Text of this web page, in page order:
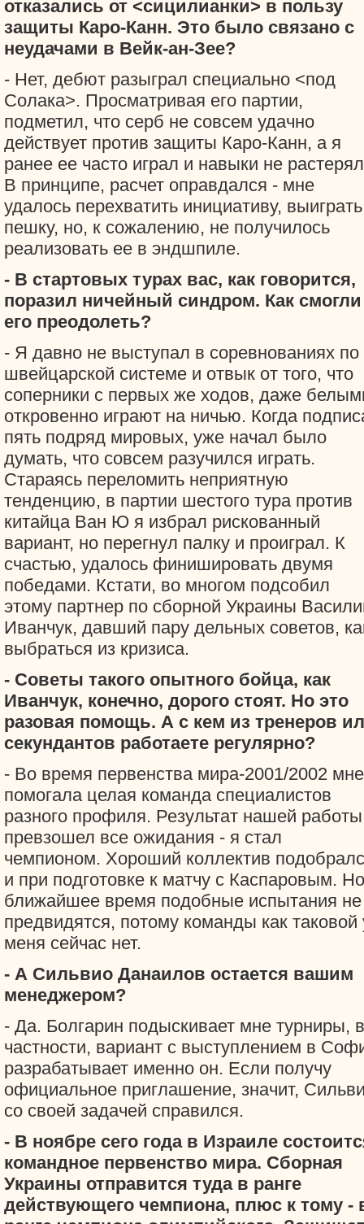
отказались от <сицилианки> в пользу
защиты Каро-Канн. Это было связано с
неудачами в Вейк-ан-Зее?
- Нет, дебют разыграл специально <под
Солака>. Просматривая его партии,
подметил, что серб не совсем удачно
действует против защиты Каро-Канн, а я
ранее ее часто играл и навыки не
В принципе, расчет оправдался - мне
удалось перехватить инициативу, выиграть
пешку, но, к сожалению, не получилось
реализовать ее в эндшпиле.
- В стартовых турах вас, как говорится,
поразил ничейный синдром. Как смогли
его преодолеть?
- Я давно не выступал в соревнованиях по
швейцарской системе и отвык от того, что
соперники с первых же ходов, даже
откровенно играют на ничью. Когда
пять подряд мировых, уже начал было
думать, что совсем разучился играть.
Стараясь переломить неприятную
тенденцию, в партии шестого тура против
китайца Ван Ю я избрал рискованный
вариант, но перегнул палку и проиграл. К
счастью, удалось финишировать двумя
победами. Кстати, во многом подсобил
этому партнер по сборной Украины
Иванчук, давший пару дельных советов,
выбраться из кризиса.
- Советы такого опытного бойца, как
Иванчук, конечно, дорого стоят. Но это
разовая помощь. А с кем из тренеров
секундантов работаете регулярно?
- Во время первенства мира-2001/2002 мне
помогала целая команда специалистов
разного профиля. Результат нашей работы
превзошел все ожидания - я стал
чемпионом. Хороший коллектив
и при подготовке к матчу с Каспаровым.
ближайшее время подобные испытания не
предвидятся, потому команды как таковой
меня сейчас нет.
- А Сильвио Данаилов остается вашим
менеджером?
- Да. Болгарин подыскивает мне турниры, в
частности, вариант с выступлением в
разрабатывает именно он. Если получу
официальное приглашение, значит,
со своей задачей справился.
- В ноябре сего года в Израиле
командное первенство мира. Сборная
Украины отправится туда в ранге
действующего чемпиона, плюс к тому -